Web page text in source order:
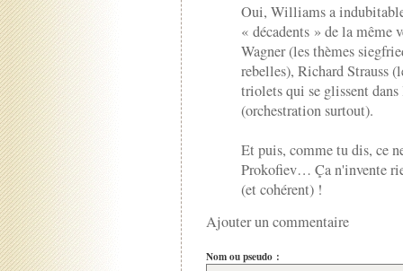
Oui, Williams a
« décadents » de la même
Wagner (les thèmes
rebelles), Richard Strauss
triolets qui se glissent
(orchestration surtout).
Et puis, comme tu dis, ce
Prokofiev… Ça n'invente
(et cohérent) !
Ajouter un commentaire
Nom ou pseudo :